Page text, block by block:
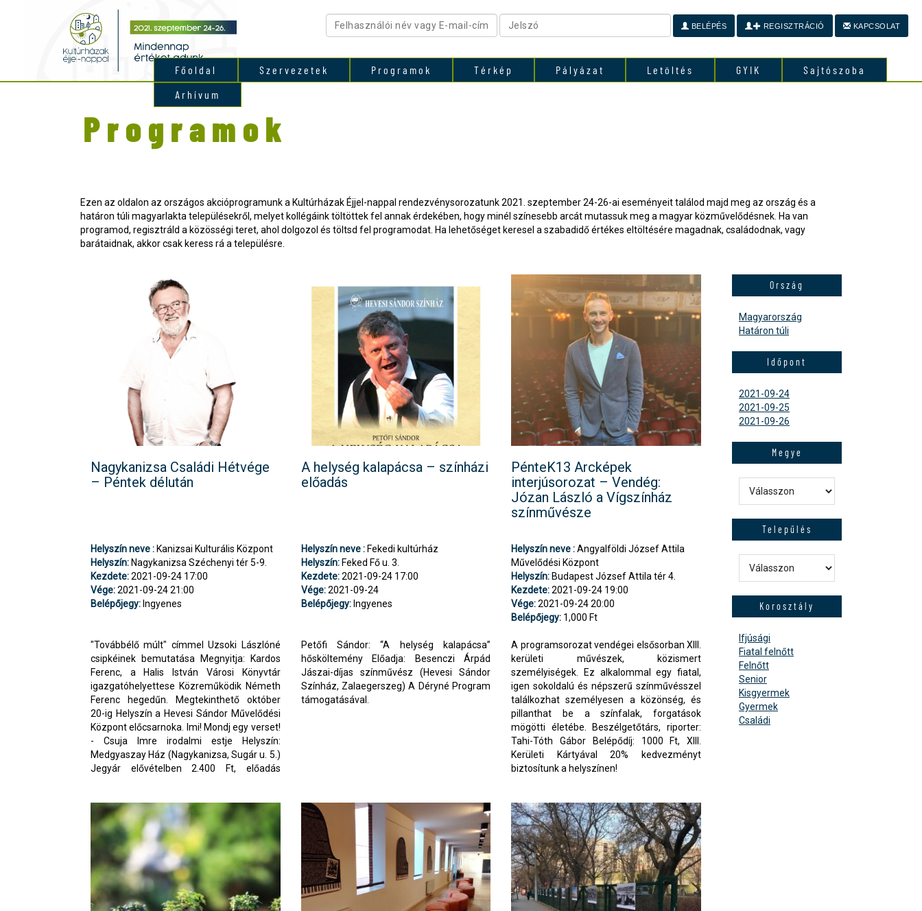
Főoldal Szervezetek Programok Térkép Pályázat Letöltés GYIK
Sajtószoba
Arhívum
BELÉPÉS REGISZTRÁCIÓ KAPCSOLAT
Programok
Ezen az oldalon az országos akcióprogramunk a Kultúrházak Éjjel-nappal rendezvénysorozatunk 2021. szeptember 24-26-ai eseményeit találod majd meg az ország és a
határon túli magyarlakta településekről, melyet kollégáink töltöttek fel annak érdekében, hogy minél színesebb arcát mutassuk meg a magyar közművelődésnek. Ha van
programod, regisztráld a közösségi teret, ahol dolgozol és töltsd fel programodat. Ha lehetőséget keresel a szabadidő értékes eltöltésére magadnak, családodnak, vagy
barátaidnak, akkor csak keress rá a településre.
Nagykanizsa Családi Hétvége
– Péntek délután
Helyszín neve : Kanizsai Kulturális Központ
Helyszín: Nagykanizsa Széchenyi tér 5-9.
Kezdete:2021-09-24 17:00
Vége:2021-09-24 21:00
Belépőjegy: Ingyenes
"Továbbélő múlt" címmel Uzsoki Lászlóné
csipkéinek bemutatása Megnyitja: Kardos
Ferenc, a Halis István Városi Könyvtár
igazgatóhelyettese Közreműködik Németh
Ferenc hegedűn. Megtekinthető október
20-ig Helyszín a Hevesi Sándor Művelődési
Központ előcsarnoka. Imi! Mondj egy verset!
- Csuja Imre irodalmi estje Helyszín:
Medgyaszay Ház (Nagykanizsa, Sugár u. 5.)
Jegyár elővételben 2.400 Ft, előadás
A helység kalapácsa – színházi
előadás
Helyszín neve :Fekedi kultúrház
Helyszín:Feked Fő u. 3.
Kezdete:2021-09-24 17:00
Vége:2021-09-24
Belépőjegy:Ingyenes
Petőfi Sándor: “A helység kalapácsa”
hősköltemény Előadja: Besenczi Árpád
Jászai-díjas színművész (Hevesi Sándor
Színház, Zalaegerszeg) A Déryné Program
támogatásával.
PénteK13 Arcképek
interjúsorozat – Vendég:
Józan László a Vígszínház
színművésze
Helyszín neve :Angyalföldi József Attila
Művelődési Központ
Helyszín: Budapest József Attila tér 4.
Kezdete:2021-09-24 19:00
Vége:2021-09-24 20:00
Belépőjegy: 1,000 Ft
A programsorozat vendégei elsősorban XIII.
kerületi művészek, közismert
személyiségek. Ez alkalommal egy fiatal,
igen sokoldalú és népszerű színművésszel
találkozhat személyesen a közönség, és
pillanthat be a színfalak, forgatások
mögötti életébe. Beszélgetőtárs, riporter:
Tahi-Tóth Gábor Belépődíj: 1000 Ft, XIII.
Kerületi Kártyával 20% kedvezményt
biztosítunk a helyszínen!
Ország
Magyarország
Határon túli
Időpont
2021-09-24
2021-09-25
2021-09-26
Megye
Telepűlés
Korosztály
Ifjúsági
Fiatal felnőtt
Felnőtt
Senior
Kisgyermek
Gyermek
Családi